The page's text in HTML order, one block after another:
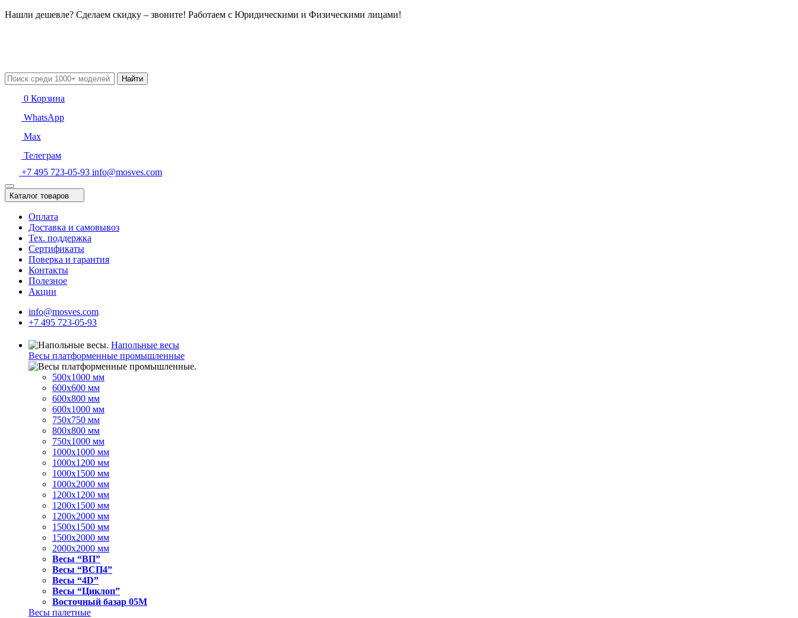
Нашли дешевле? Сделаем скидку – звоните! Работаем с Юридическими и Физическими лицами!
Найти
0 Корзина
WhatsApp
Max
Телеграм
+7 495 723-05-93 info@mosves.com
Каталог товаров
Оплата
Доставка и самовывоз
Тех. поддержка
Сертификаты
Поверка и гарантия
Контакты
Полезное
Акции
info@mosves.com
+7 495 723-05-93
Напольные весы
Весы платформенные промышленные
500x1000 мм
600x600 мм
600x800 мм
600x1000 мм
750x750 мм
800x800 мм
750x1000 мм
1000x1000 мм
1000x1200 мм
1000x1500 мм
1000x2000 мм
1200x1200 мм
1200x1500 мм
1200x2000 мм
1500x1500 мм
1500x2000 мм
2000x2000 мм
Весы “ВП”
Весы “ВСП4”
Весы “4D”
Весы “Циклоп”
Восточный базар 05M
Весы палетные